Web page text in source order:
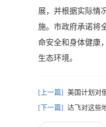
展，并根据实际情
施。市政府承诺将
命安全和身体健康
生态环境。
美国计划对
达飞对这些地